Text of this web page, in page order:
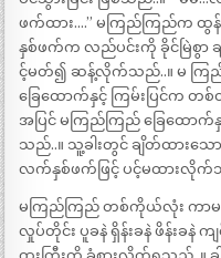
ဖက်ထား….” မကြည်ကြည်က
နှစ်ဖက်က လည်ပင်းကို ခိုင်မြဲစွ
င့်မတ်၍ ဆန့်လိုက်သည်..။ မ ကြည်
ခြေထောက်နှင့် ကြမ်းပြင်က တ
အပြင် မကြည်ကြည် ခြေထောက်
သည်..။ သူ့ခါးတွင် ချိတ်ထားသေ
လက်နှစ်ဖက်ဖြင့် ပင့်မထားလိုက်
မကြည်ကြည် တစ်ကိုယ်လုံး ကာမ
လှုပ်တိုင်း ပူခနဲ ရှိန်းခနဲ ဖိန်းခ